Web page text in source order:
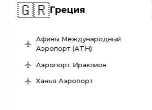
🇬🇷Греция
Афины Международный
Аэропорт (ATH)
Аэропорт Ираклион
Ханья Аэропорт